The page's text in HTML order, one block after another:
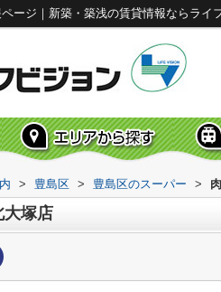
ージ｜新築・築浅の賃貸情報ならライ
> 豊島区 > 豊島区のスーパー >
大塚店